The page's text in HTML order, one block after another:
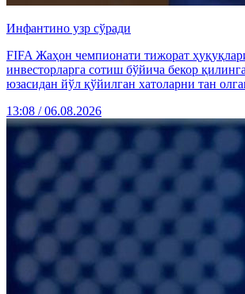
Инфантино узр сўради
FIFA Жаҳон чемпионати тижорат
инвесторларга сотиш бўйича бекор
юзасидан йўл қўйилган хатоларни тан
13:08 / 06.08.2026